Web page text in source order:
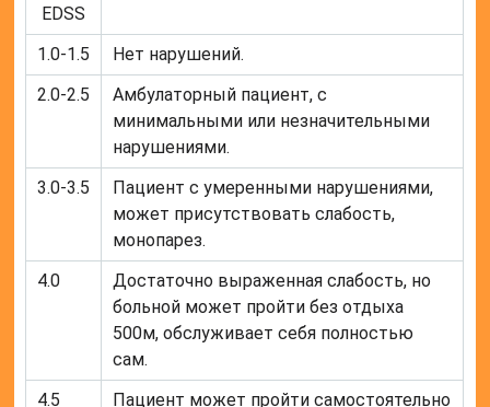
EDSS
1.0-1.5
Нет нарушений.
2.0-2.5
Амбулаторный пациент, с
минимальными или незначительными
нарушениями.
3.0-3.5
Пациент с умеренными нарушениями,
может присутствовать слабость,
монопарез.
4.0
Достаточно выраженная слабость, но
больной может пройти без отдыха
500м, обслуживает себя полностью
сам.
4.5
Пациент может пройти самостоятельно